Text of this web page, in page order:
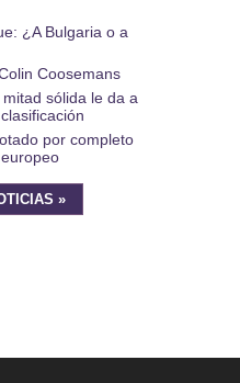
¿A Bulgaria o a
Coosemans
sólida le da a
por completo
»